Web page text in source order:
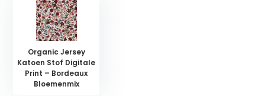
Organic Jersey
Katoen Stof Digitale
Print – Bordeaux
Bloemenmix